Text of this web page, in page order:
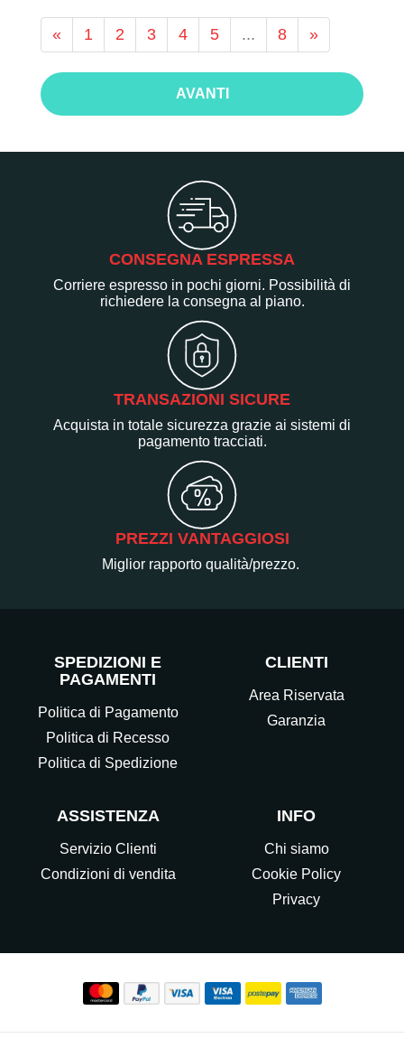
« 1 2 3 4 5 ... 8 »
AVANTI
CONSEGNA ESPRESSA
Corriere espresso in pochi giorni. Possibilità di
richiedere la consegna al piano.
TRANSAZIONI SICURE
Acquista in totale sicurezza grazie ai sistemi di
pagamento tracciati.
PREZZI VANTAGGIOSI
Miglior rapporto qualità/prezzo.
SPEDIZIONI E
PAGAMENTI
Politica di Pagamento
Politica di Recesso
Politica di Spedizione
CLIENTI
Area Riservata
Garanzia
ASSISTENZA
Servizio Clienti
Condizioni di vendita
INFO
Chi siamo
Cookie Policy
Privacy